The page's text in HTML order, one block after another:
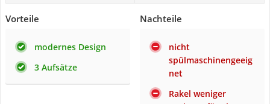
Vorteile
modernes Design
3 Aufsätze
Nachteile
nicht
spülmaschinengeeig
net
Rakel weniger